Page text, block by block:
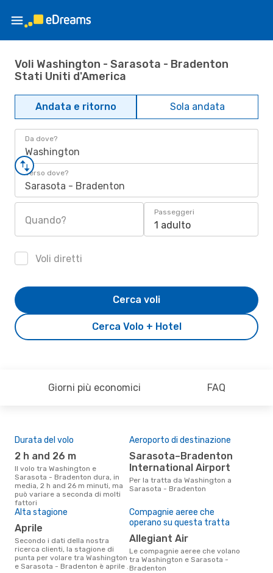
Voli Washington - Sarasota - Bradenton
Stati Uniti d'America
Andata e ritorno Sola andata
Da dove?
Washington
Verso dove?
Sarasota - Bradenton
Quando?
Passeggeri
1 adulto
Voli diretti
Cerca Volo + Hotel
Cerca voli
Giorni più economici FAQ
Durata del volo
2 h and 26 m
Il volo tra Washington e
Sarasota - Bradenton dura, in
media, 2 h and 26 m minuti, ma
può variare a seconda di molti
fattori
Aeroporto di destinazione
Sarasota–Bradenton
International Airport
Per la tratta da Washington a
Sarasota - Bradenton
Alta stagione
aprile
Secondo i dati della nostra
ricerca clienti, la stagione di
punta per volare tra Washington
e Sarasota - Bradenton è aprile .
Compagnie aeree che
operano su questa tratta
Allegiant Air
Le compagnie aeree che volano
tra Washington e Sarasota -
Bradenton